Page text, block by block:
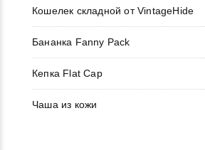
Кошелек складной от VintageHide
Бананка Fanny Pack
Кепка Flat Cap
Чаша из кожи